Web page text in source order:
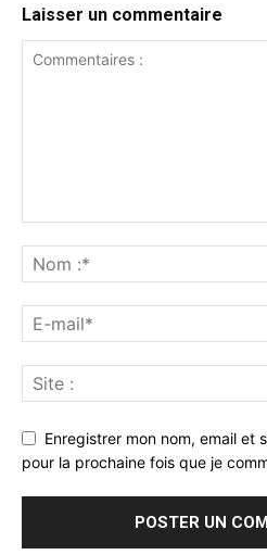
Laisser un commentaire
Enregistrer mon nom, email et
pour la prochaine fois que je